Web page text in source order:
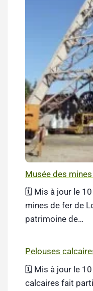
Musée des
🗓️ Mis à jour le
mines de fer de
patrimoine de…
Pelouses
🗓️ Mis à jour le
calcaires fait